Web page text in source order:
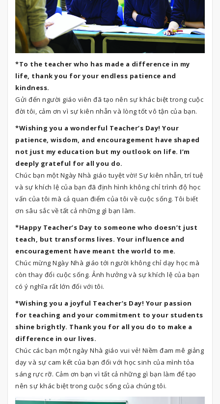
*To the teacher who has made a difference in my
life, thank you for your endless patience and
kindness.
Gửi đến người giáo viên đã tạo nên sự khác biệt trong cuộc
đời tôi, cảm ơn vì sự kiên nhẫn và lòng tốt vô tận của bạn.
*Wishing you a wonderful Teacher’s Day! Your
patience, wisdom, and encouragement have shaped
not just my education but my outlook on life. I’m
deeply grateful for all you do.
Chúc bạn một Ngày Nhà giáo tuyệt vời! Sự kiên nhẫn, trí tuệ
và sự khích lệ của bạn đã định hình không chỉ trình độ học
vấn của tôi mà cả quan điểm của tôi về cuộc sống. Tôi biết
ơn sâu sắc về tất cả những gì bạn làm.
*Happy Teacher’s Day to someone who doesn’t just
teach, but transforms lives. Your influence and
encouragement have meant the world to me.
Chúc mừng Ngày Nhà giáo tới người không chỉ dạy học mà
còn thay đổi cuộc sống. Ảnh hưởng và sự khích lệ của bạn
có ý nghĩa rất lớn đối với tôi.
*Wishing you a joyful Teacher’s Day! Your passion
for teaching and your commitment to your students
shine brightly. Thank you for all you do to make a
difference in our lives.
Chúc các bạn một ngày Nhà giáo vui vẻ! Niềm đam mê giảng
dạy và sự cam kết của bạn đối với học sinh của mình tỏa
sáng rực rỡ. Cảm ơn bạn vì tất cả những gì bạn làm để tạo
nên sự khác biệt trong cuộc sống của chúng tôi.